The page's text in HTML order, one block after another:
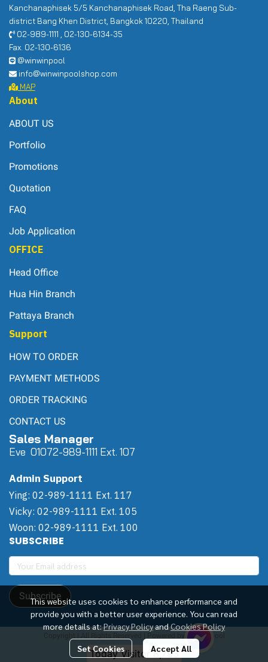
This website uses cookies to enhance performance and
provide you with a better user experience. You can read
more details at:Privacy PolicyandCookies Policy
Set Cookies Accept All
Kanchanaphisek 5/5 Kanchanaphisek Road, Tha Raeng Sub-
district Bang Khen District, Bangkok 10220, Thailand
02-989-1111 , 02-130-6134-35
Fax. 02-130-6136
@winwinpool
info@winwinpoolshop.com
MAP
About
ABOUT US
Portfolio
Promotions
Quotation
FAQ
Job Application
OFFICE
Head Office
Hua Hin Branch
Pattaya Branch
Support
HOW TO ORDER
PAYMENT METHODS
ORDER TRACKING
CONTACT US
Sales Manager
Eve 01072-989-1111 Ext. 107
Admin Support
Ying: 02-989-1111 Ext. 117
Vicky: 02-989-1111 Ext. 105
Woon: 02-989-1111 Ext. 100
SUBSCRIBE
Subscribe
Copyright | All Rights Reserved | Powered by Winwinpool
Today Visitor8,793